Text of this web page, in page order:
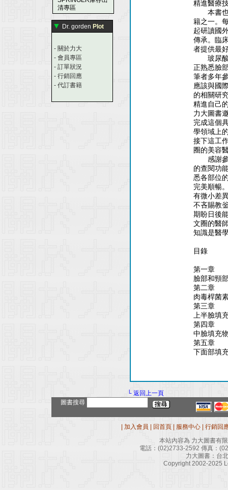
清專區
▼ Dr. gorden Plot
- 關於力大
- 會員專區
- 訂單狀況
- 行銷回應
- 代訂書籍
精進醫療
本書也
籍之一。
起研讀國
傳承。臨
者提供最
玻尿酸
正熟悉臉
筆者多年
應該與國
的相關研
精進自己
力大圖書
完成這個
學領域上
接下這工
圈的美容
感謝參
的查閱功
悉各部位
完美順暢
有微小差
不吝賜教
期盼日後
文圈的醫
知識是醫
目錄
第一章
臉部和頸
第二章
肉毒桿菌
第三章
上半臉填
第四章
中臉填充
第五章
下面部填
└ 返回上一頁
圖書搜尋
加入會員 回首頁 服務中心
行銷回
本站內容為 力大圖書有
電話： (02)2733-2592 傳真：
力大圖書：台
Copyright 2002-2025